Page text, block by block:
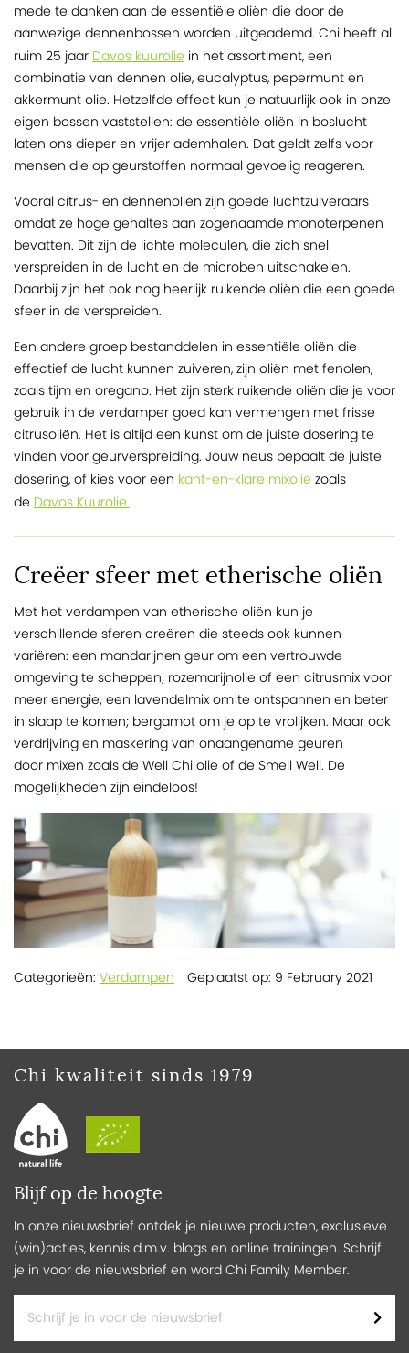
mede te danken aan de essentiële oliën die door de
aanwezige dennenbossen worden uitgeademd. Chi heeft al
ruim 25 jaar Davos kuurolie in het assortiment, een
combinatie van dennen olie, eucalyptus, pepermunt en
akkermunt olie. Hetzelfde effect kun je natuurlijk ook in onze
eigen bossen vaststellen: de essentiële oliën in boslucht
laten ons dieper en vrijer ademhalen. Dat geldt zelfs voor
mensen die op geurstoffen normaal gevoelig reageren.
Vooral citrus- en dennenoliën zijn goede luchtzuiveraars
omdat ze hoge gehaltes aan zogenaamde monoterpenen
bevatten. Dit zijn de lichte moleculen, die zich snel
verspreiden in de lucht en de microben uitschakelen.
Daarbij zijn het ook nog heerlijk ruikende oliën die een goede
sfeer in de verspreiden.
Een andere groep bestanddelen in essentiële oliën die
effectief de lucht kunnen zuiveren, zijn oliën met fenolen,
zoals tijm en oregano. Het zijn sterk ruikende oliën die je voor
gebruik in de verdamper goed kan vermengen met frisse
citrusoliën. Het is altijd een kunst om de juiste dosering te
vinden voor geurverspreiding. Jouw neus bepaalt de juiste
dosering, of kies voor een kant-en-klare mixolie zoals
de Davos Kuurolie.
Creëer sfeer met etherische oliën
Met het verdampen van etherische oliën kun je
verschillende sferen creëren die steeds ook kunnen
variëren: een mandarijnen geur om een vertrouwde
omgeving te scheppen; rozemarijnolie of een citrusmix voor
meer energie; een lavendelmix om te ontspannen en beter
in slaap te komen; bergamot om je op te vrolijken. Maar ook
verdrijving en maskering van onaangename geuren
door mixen zoals de Well Chi olie of de Smell Well. De
mogelijkheden zijn eindeloos!
Categorieën: Verdampen Geplaatst op: 9 February 2021
Blijf op de hoogte
In onze nieuwsbrief ontdek je nieuwe producten, exclusieve
(win)acties, kennis d.m.v. blogs en online trainingen. Schrijf
je in voor de nieuwsbrief en word Chi Family Member.
Chi kwaliteit sinds 1979